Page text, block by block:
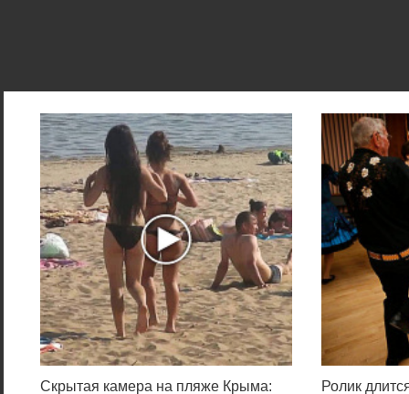
Скрытая камера на пляже Крыма:
Ролик